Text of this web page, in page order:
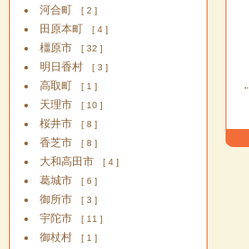
河合町 [ 2 ]
田原本町 [ 4 ]
橿原市 [ 32 ]
明日香村 [ 3 ]
高取町 [ 1 ]
天理市 [ 10 ]
桜井市 [ 8 ]
香芝市 [ 8 ]
大和高田市 [ 4 ]
葛城市 [ 6 ]
御所市 [ 3 ]
宇陀市 [ 11 ]
御杖村 [ 1 ]